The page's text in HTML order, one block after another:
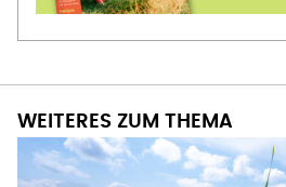
WEITERES ZUM THEMA